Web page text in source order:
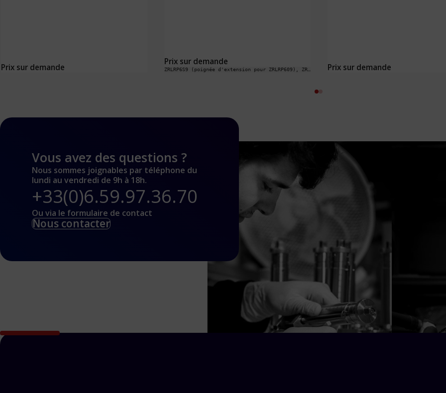
Prix sur demande
Prix sur demande
ZRLRP6S9 (poignée d'extension pour ZRLRP609), ZRLRP6S4 (poignée d'extension pour ZRLRP604), ZRLRP2S9 (poignée d'extension pour ZRLRP209), ZRLRP2S6 (poignée d'extension pour ZRLRP206), ZRLRP2S4 (poignée d'extension pour ZRLRP204), ZRLRP2S3 (poignée d'extension pour ZRLRP203), ZRLRP609, ZRLRP604, ZRLRP206, ZRLRP209, ZRLRP204, ZRLRP203 Prix sur demande
Vous avez des questions ?
Nous sommes joignables par téléphone du
lundi au vendredi de 9h à 18h.
+33(0)6.59.97.36.70
Ou via le formulaire de contact
Nous contacter